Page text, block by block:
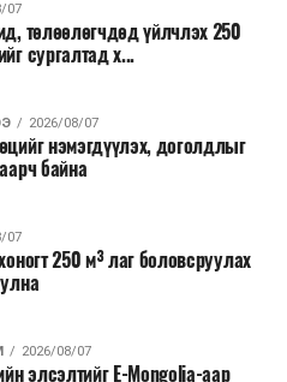
хурал, зөвлөгөөн, ой,
найр наадам, соёлын арга
төрийн өндөр албан
бусад гадаад
зочин хүлээн авах зардал;
тоног төхөөрөмж,
худалдан авах;
хууль зүйн салбараас бусад
бусад кино,
07
төлөөлөгчдөд үйлчлэх 250
сургалтад х...
2026/08/07
нэмэгдүүлэх, доголдлыг
байна
07
250 м³ лаг боловсруулах
2026/08/07
элсэлтийг E-Mongolia-аар